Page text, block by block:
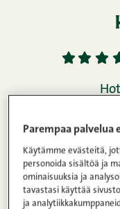
1 2 3
Ainekset
Parempaa palvelua
Käytämme evästeitä,
personoida sisältöä ja
ominaisuuksia ja
tavastasi käyttää
ja